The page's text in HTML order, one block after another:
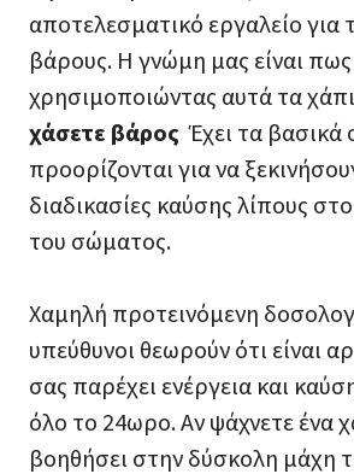
αποτελεσματικό εργαλείο για
βάρους. Η γνώμη μας είναι πως
χρησιμοποιώντας αυτά τα
χάσετε βάρος Έχει τα βασικά
προορίζονται για να
διαδικασίες καύσης λίπους
του σώματος.
Χαμηλή προτεινόμενη
υπεύθυνοι θεωρούν ότι είναι
σας παρέχει ενέργεια και
όλο το 24ωρο. Αν ψάχνετε ένα
βοηθήσει στην δύσκολη μάχη